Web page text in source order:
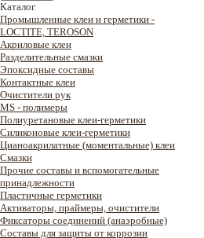
Каталог
Промышленные клеи и герметики -
LOCTITE, TEROSON
Акриловые клеи
Разделительные смазки
Эпоксидные составы
Контактные клеи
Очистители рук
MS - полимеры
Полиуретановые клеи-герметики
Силиконовые клеи-герметики
Цианоакрилатные (моментальные) клеи
Смазки
Прочие составы и вспомогательные
принадлежности
Пластичные герметики
Активаторы, праймеры, очистители
Фиксаторы соединений (анаэробные)
Составы для защиты от коррозии